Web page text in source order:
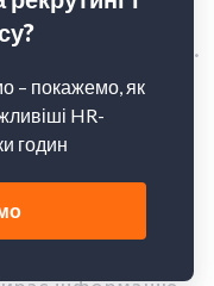
прийти на
ситуації.
в цей період
про нового